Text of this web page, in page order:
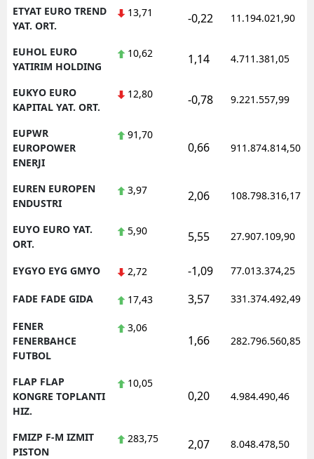
ETYAT EURO TREND
YAT. ORT.
13,71 -0,22 11.194.021,90
EUHOL EURO
YATIRIM HOLDING
10,62 1,14 4.711.381,05
EUKYO EURO
KAPITAL YAT. ORT.
12,80 -0,78 9.221.557,99
EUPWR
EUROPOWER
ENERJI
91,70
0,66 911.874.814,50
EUREN EUROPEN
ENDUSTRI
3,97 2,06 108.798.316,17
EUYO EURO YAT.
ORT.
5,90 5,55 27.907.109,90
EYGYO EYG GMYO 2,72 -1,09 77.013.374,25
FADE FADE GIDA 17,43 3,57 331.374.492,49
FENER
FENERBAHCE
FUTBOL
3,06
1,66 282.796.560,85
FLAP FLAP
KONGRE TOPLANTI
HIZ.
10,05
0,20 4.984.490,46
FMIZP F-M IZMIT
PISTON
283,75 2,07 8.048.478,50